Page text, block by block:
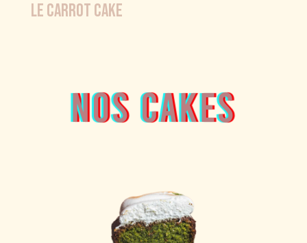
Le Carrot cake
Nos cakes